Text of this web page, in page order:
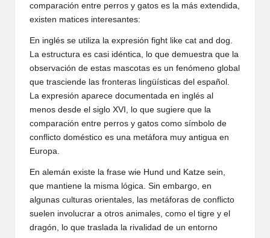
comparación entre perros y gatos es la más extendida,
existen matices interesantes:
En inglés se utiliza la expresión fight like cat and dog.
La estructura es casi idéntica, lo que demuestra que la
observación de estas mascotas es un fenómeno global
que trasciende las fronteras lingüísticas del español.
La expresión aparece documentada en inglés al
menos desde el siglo XVI, lo que sugiere que la
comparación entre perros y gatos como símbolo de
conflicto doméstico es una metáfora muy antigua en
Europa.
En alemán existe la frase wie Hund und Katze sein,
que mantiene la misma lógica. Sin embargo, en
algunas culturas orientales, las metáforas de conflicto
suelen involucrar a otros animales, como el tigre y el
dragón, lo que traslada la rivalidad de un entorno